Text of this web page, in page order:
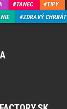
TANEC
TIPY
ZDRAVÝ CHRBÁT